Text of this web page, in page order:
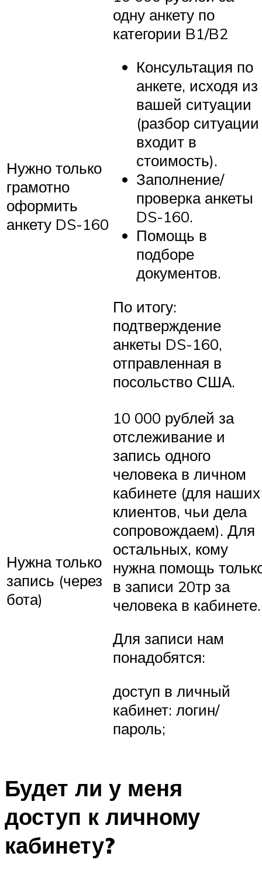
Нужно только
грамотно
оформить
анкету DS-160
одну анкету по
категории B1/B2
Консультация по
анкете, исходя из
вашей ситуации
(разбор ситуации
входит в
стоимость).
Заполнение/
проверка анкеты
DS-160.
Помощь в
подборе
документов.
По итогу:
подтверждение
анкеты DS-160,
отправленная в
посольство США.
Нужна только
запись (через
бота)
10 000 рублей за
отслеживание и
запись одного
человека в личном
кабинете (для наших
клиентов, чьи дела
сопровождаем). Для
остальных, кому
нужна помощь
в записи 20тр за
человека в кабинете.
Для записи нам
понадобятся:
доступ в личный
кабинет: логин/
пароль;
Будет ли у меня
доступ к личному
кабинету?